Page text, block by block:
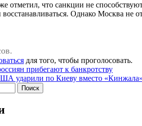
отметил, что санкции не
Однако Москва не
для того, чтобы проголосовать.
прибегают к банкротству
ударили по Киеву вместо «Кинжала»,